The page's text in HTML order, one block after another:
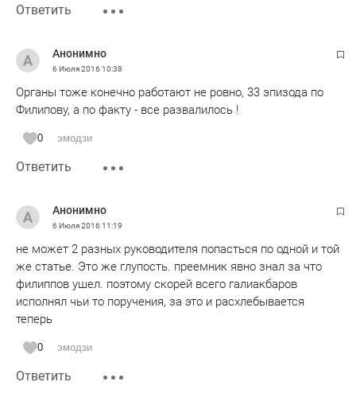
Ответить
Анонимно
6 Июля 2016 10:38
Органы тоже конечно работают не ровно, 33 эпизода по
Филипову, а по факту - все развалилось !
0 эмодзи
Ответить
Анонимно
6 Июля 2016 11:19
не может 2 разных руководителя попасться по одной и той
же статье. Это же глупость. преемник явно знал за что
филиппов ушел. поэтому скорей всего галиакбаров
исполнял чьи то поручения, за это и расхлебывается
теперь
0 эмодзи
Ответить